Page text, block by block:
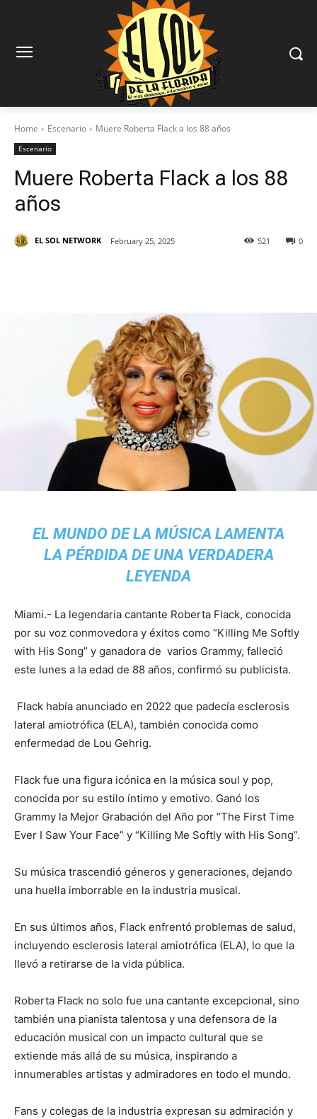
Home Escenario Muere Roberta Flack a los 88 años
Escenario
Muere Roberta Flack a los 88
años
EL SOL NETWORK February 25, 2025 0
521
EL MUNDO DE LA MÚSICA LAMENTA
LA PÉRDIDA DE UNA VERDADERA
LEYENDA
Miami.- La legendaria cantante Roberta Flack, conocida
por su voz conmovedora y éxitos como “Killing Me Softly
with His Song” y ganadora de varios Grammy, falleció
este lunes a la edad de 88 años, confirmó su publicista.
Flack había anunciado en 2022 que padecía esclerosis
lateral amiotrófica (ELA), también conocida como
enfermedad de Lou Gehrig.
Flack fue una figura icónica en la música soul y pop,
conocida por su estilo íntimo y emotivo. Ganó los
Grammy la Mejor Grabación del Año por “The First Time
Ever I Saw Your Face” y “Killing Me Softly with His Song”.
Su música trascendió géneros y generaciones, dejando
una huella imborrable en la industria musical.
En sus últimos años, Flack enfrentó problemas de salud,
incluyendo esclerosis lateral amiotrófica (ELA), lo que la
llevó a retirarse de la vida pública.
Roberta Flack no solo fue una cantante excepcional, sino
también una pianista talentosa y una defensora de la
educación musical con un impacto cultural que se
extiende más allá de su música, inspirando a
innumerables artistas y admiradores en todo el mundo.
Fans y colegas de la industria expresan su admiración y